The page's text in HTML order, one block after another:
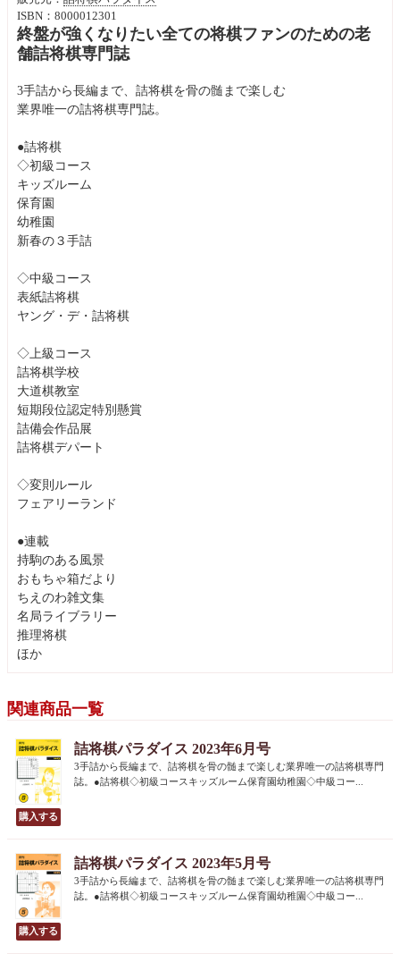
ISBN：8000012301
終盤が強くなりたい全ての将棋ファンのための老
舗詰将棋専門誌
3手詰から長編まで、詰将棋を骨の髄まで楽しむ
業界唯一の詰将棋専門誌。
●詰将棋
◇初級コース
キッズルーム
保育園
幼稚園
新春の３手詰
◇中級コース
表紙詰将棋
ヤング・デ・詰将棋
◇上級コース
詰将棋学校
大道棋教室
短期段位認定特別懸賞
詰備会作品展
詰将棋デパート
◇変則ルール
フェアリーランド
●連載
持駒のある風景
おもちゃ箱だより
ちえのわ雑文集
名局ライブラリー
推理将棋
ほか
関連商品一覧
詰将棋パラダイス 2023年6月号
3手詰から長編まで、詰将棋を骨の髄まで楽しむ業界唯一の詰将棋専門
誌。●詰将棋◇初級コースキッズルーム保育園幼稚園◇中級コー...
詰将棋パラダイス 2023年5月号
3手詰から長編まで、詰将棋を骨の髄まで楽しむ業界唯一の詰将棋専門
誌。●詰将棋◇初級コースキッズルーム保育園幼稚園◇中級コー...